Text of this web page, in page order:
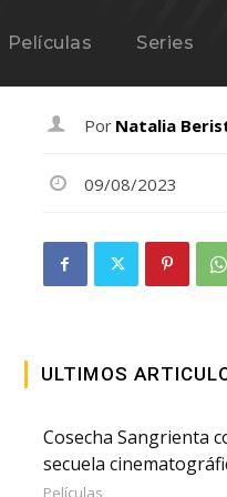
Películas Series
Por Natalia
09/08/2023
ULTIMOS
Cosecha Sangrienta
secuela
Películas